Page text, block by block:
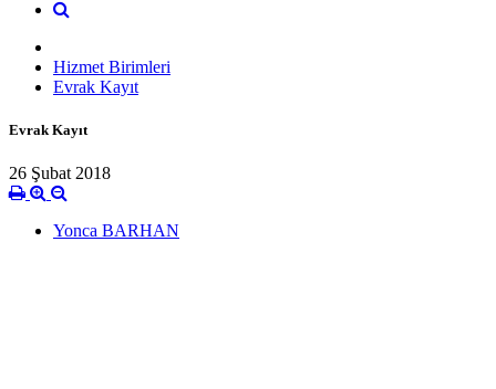
Hizmet Birimleri
Evrak Kayıt
Evrak Kayıt
26 Şubat 2018
Yonca BARHAN